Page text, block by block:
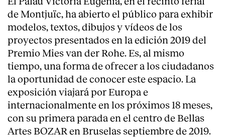
de Montjuïc, ha abierto el público para exhibir
modelos, textos, dibujos y vídeos de los
proyectos presentados en la edición 2019 del
Premio Mies van der Rohe. Es, al mismo
tiempo, una forma de ofrecer a los ciudadanos
la oportunidad de conocer este espacio. La
exposición viajará por Europa e
internacionalmente en los próximos 18 meses,
con su primera parada en el centro de Bellas
Artes BOZAR en Bruselas septiembre de 2019.